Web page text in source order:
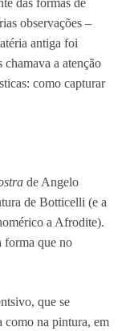
das formas de
observações –
antiga foi
chamava a atenção
como capturar
de Angelo
de Botticelli (e a
a Afrodite).
forma que no
que se
como na pintura, em